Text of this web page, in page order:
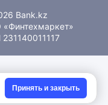
Bank.kz
Принять и закрыть